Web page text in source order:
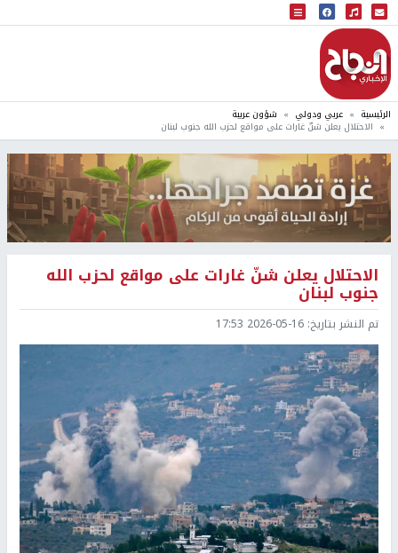
البث المباشر
إذاعة النجاح
الرئيسية عربي ودولي شؤون عربية
الاحتلال يعلن شنّ غارات على مواقع لحزب الله جنوب لبنان
الاحتلال يعلن شنّ غارات على مواقع لحزب الله
جنوب لبنان
تم النشر بتاريخ: 2026-05-16 17:53